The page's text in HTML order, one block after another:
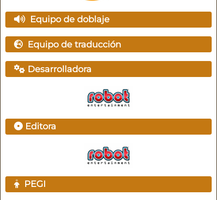
Equipo de doblaje
Equipo de traducción
Desarrolladora
Editora
PEGI